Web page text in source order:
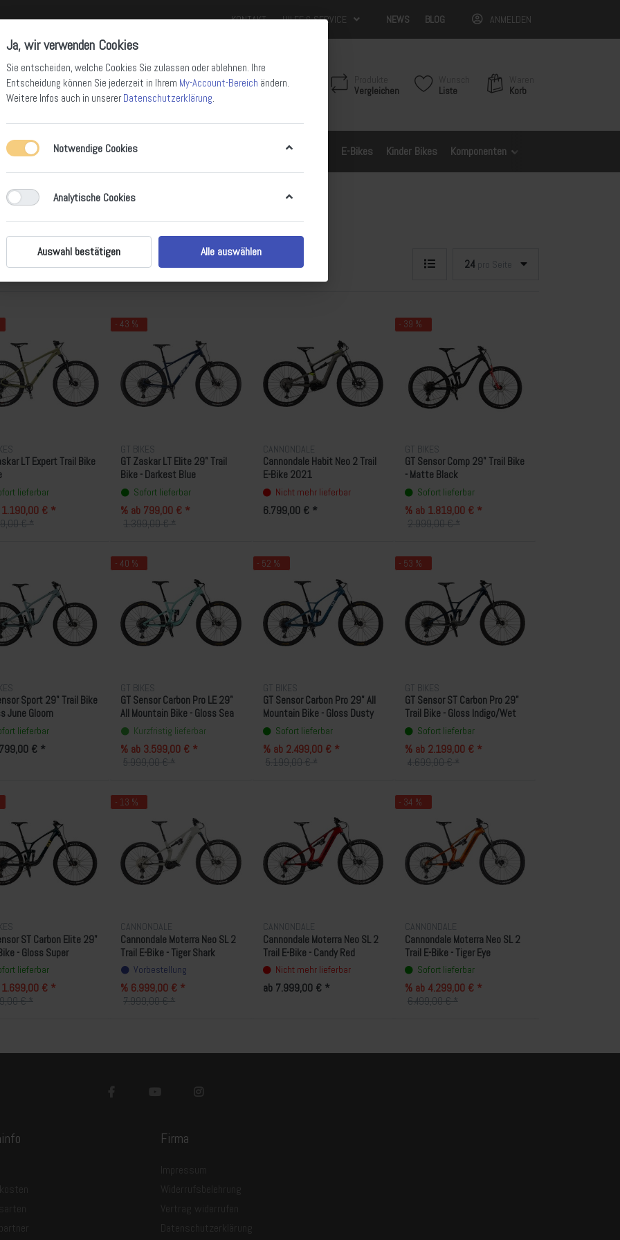
KONTAKT HILFE & SERVICE NEWS BLOG ANMELDEN
Vergleichen
Liste
Korb
All Mountain Bikes Enduro Bikes Gravel Bikes E-Bikes Kinder Bikes Komponenten
markiert mit
12
nachEmpfehlung 24 pro Seite
LT Expert Trail Bike
lieferbar
1.190,00 € *
€ *
- 43 %
GT BIKES
GT Zaskar LT Elite 29" Trail
Bike - Darkest Blue
Sofort lieferbar
% ab 799,00 € *
1.399,00 € *
CANNONDALE
Cannondale Habit Neo 2 Trail
E-Bike 2021
Nicht mehr lieferbar
6.799,00 € *
- 39 %
GT BIKES
GT Sensor Comp 29" Trail Bike
- Matte Black
Sofort lieferbar
% ab 1.819,00 € *
2.999,00 € *
Sport 29" Trail Bike
June Gloom
lieferbar
€ *
- 40 %
GT BIKES
GT Sensor Carbon Pro LE 29"
All Mountain Bike - Gloss Sea
GreenKurzfristig lieferbar
% ab 3.599,00 € *
5.999,00 € *
- 52 %
GT BIKES
GT Sensor Carbon Pro 29" All
Mountain Bike - Gloss Dusty
BlueSofort lieferbar
% ab 2.499,00 € *
5.199,00 € *
- 53 %
GT BIKES
GT Sensor ST Carbon Pro 29"
Trail Bike - Gloss Indigo/Wet
Cement Grey
Sofort lieferbar
% ab 2.199,00 € *
4.699,00 € *
ST Carbon Elite 29"
- Gloss Super
Teal/Gunmetal
lieferbar
1.699,00 € *
€ *
- 13 %
CANNONDALE
Cannondale Moterra Neo SL 2
Trail E-Bike - Tiger Shark
Vorbestellung
% 6.999,00 € *
7.999,00 € *
CANNONDALE
Cannondale Moterra Neo SL 2
Trail E-Bike - Candy Red
Nicht mehr lieferbar
ab 7.999,00 € *
- 34 %
CANNONDALE
Cannondale Moterra Neo SL 2
Trail E-Bike - Tiger Eye
Sofort lieferbar
% ab 4.299,00 € *
6.499,00 € *
Firma
Ja, wir verwenden Cookies
Sie entscheiden, welche Cookies Sie zulassen oder ablehnen. Ihre
Entscheidung können Sie jederzeit in Ihrem My-Account-Bereich ändern.
Weitere Infos auch in unserer Datenschutzerklärung.
Notwendige Cookies
Analytische Cookies
Auswahl bestätigen Alle auswählen